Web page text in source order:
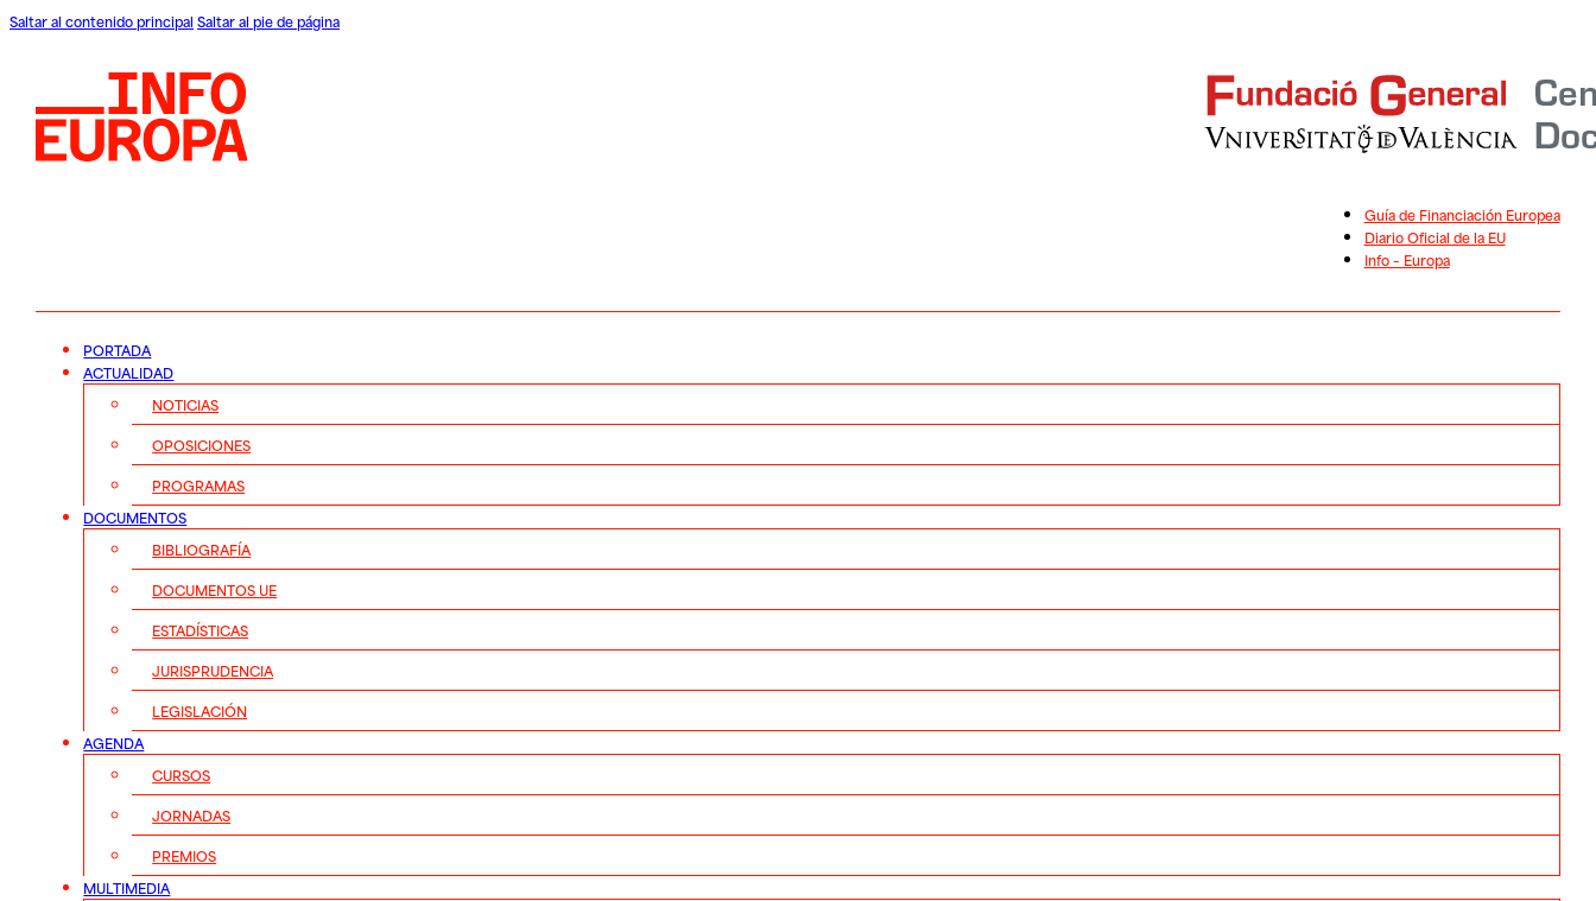
Saltar al contenido principal Saltar al pie de página
Guía de Financiación Europea
Diario Oficial de la EU
Info – Europa
PORTADA
ACTUALIDAD
NOTICIAS
OPOSICIONES
PROGRAMAS
DOCUMENTOS
BIBLIOGRAFÍA
DOCUMENTOS UE
ESTADÍSTICAS
JURISPRUDENCIA
LEGISLACIÓN
AGENDA
CURSOS
JORNADAS
PREMIOS
MULTIMEDIA